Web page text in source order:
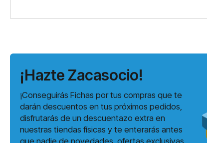
¡Hazte Zacasocio!
¡Conseguirás Fichas por tus compras que te
darán descuentos en tus próximos pedidos,
disfrutarás de un descuentazo extra en
nuestras tiendas físicas y te enterarás antes
que nadie de novedades, ofertas exclusivas